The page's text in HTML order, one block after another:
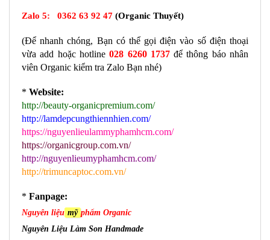
Zalo 5: 0362 63 92 47 (Organic Thuyết)
(Để nhanh chóng, Bạn có thể gọi điện vào số điện thoại
vừa add hoặc hotline 028 6260 1737 để thông báo nhân
viên Organic kiểm tra Zalo Bạn nhé)
* Website:
http://beauty-organicpremium.com/
http://lamdepcungthiennhien.com/
https://nguyenlieulammyphamhcm.com/
https://organicgroup.com.vn/
http://nguyenlieumyphamhcm.com/
http://trimuncaptoc.com.vn/
* Fanpage:
Nguyên liệu mỹ phẩm Organic
Nguyên Liệu Làm Son Handmade